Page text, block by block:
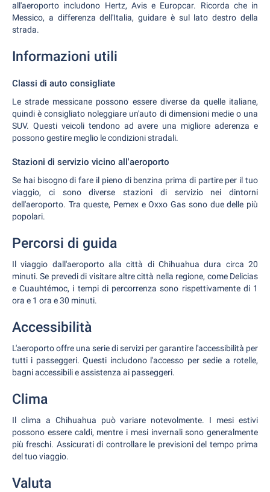
all'aeroporto includono Hertz, Avis e Europcar. Ricorda che in
Messico, a differenza dell'Italia, guidare è sul lato destro della
strada.
Informazioni utili
Classi di auto consigliate
Le strade messicane possono essere diverse da quelle italiane,
quindi è consigliato noleggiare un'auto di dimensioni medie o una
SUV. Questi veicoli tendono ad avere una migliore aderenza e
possono gestire meglio le condizioni stradali.
Stazioni di servizio vicino all'aeroporto
Se hai bisogno di fare il pieno di benzina prima di partire per il tuo
viaggio, ci sono diverse stazioni di servizio nei dintorni
dell'aeroporto. Tra queste, Pemex e Oxxo Gas sono due delle più
popolari.
Percorsi di guida
Il viaggio dall'aeroporto alla città di Chihuahua dura circa 20
minuti. Se prevedi di visitare altre città nella regione, come Delicias
e Cuauhtémoc, i tempi di percorrenza sono rispettivamente di 1
ora e 1 ora e 30 minuti.
Accessibilità
L'aeroporto offre una serie di servizi per garantire l'accessibilità per
tutti i passeggeri. Questi includono l'accesso per sedie a rotelle,
bagni accessibili e assistenza ai passeggeri.
Clima
Il clima a Chihuahua può variare notevolmente. I mesi estivi
possono essere caldi, mentre i mesi invernali sono generalmente
più freschi. Assicurati di controllare le previsioni del tempo prima
del tuo viaggio.
Valuta